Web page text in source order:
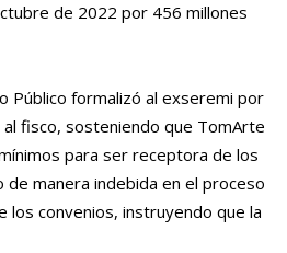
de 2022 por 456 millones
Público formalizó al exseremi por
fisco, sosteniendo que TomArte
para ser receptora de los
manera indebida en el proceso
los convenios, instruyendo que la